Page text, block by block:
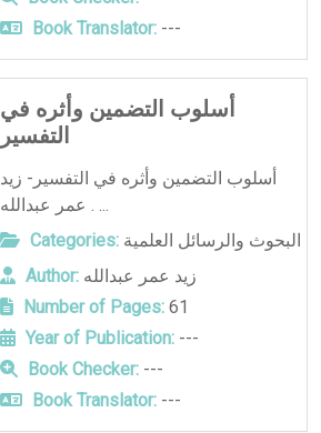
Book Translator:---
أسلوب التضمين وأثره في
التفسير
أسلوب التضمين وأثره في التفسير- زيد
عمر عبدالله . ...
Categories: البحوث والرسائل العلمية
Author: زيد عمر عبدالله
Number of Pages:61
Year of Publication:---
Book Checker:---
Book Translator:---